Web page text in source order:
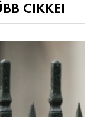
CIKKEI